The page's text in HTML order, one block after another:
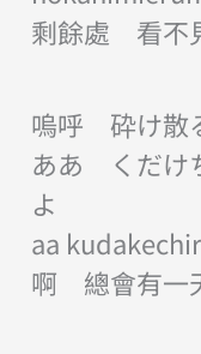
剩餘處 看不
嗚呼 砕け散
ああ くだけ
よ
aa
啊 總會有一